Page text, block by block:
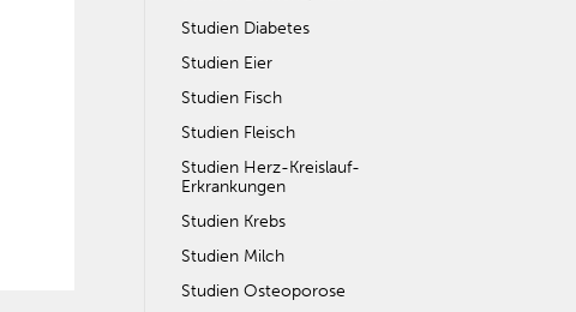
Studien Diabetes
Studien Eier
Studien Fisch
Studien Fleisch
Studien Herz-Kreislauf-
Erkrankungen
Studien Krebs
Studien Milch
Studien Osteoporose